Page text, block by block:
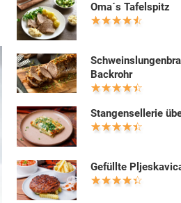
Oma´s Tafelspitz
Backrohr
Stangensellerie
Gefüllte